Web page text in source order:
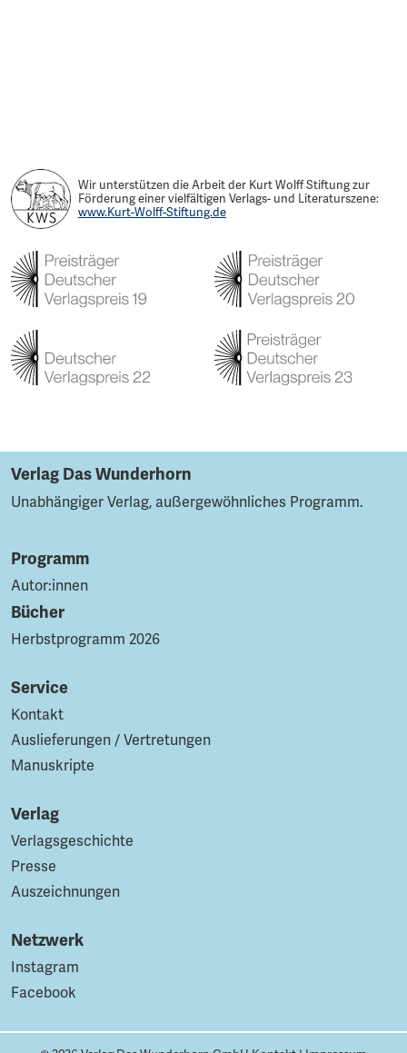
Wir unterstützen die Arbeit der Kurt Wolff Stiftung zur
Förderung einer vielfältigen Verlags- und Literaturszene:
www.Kurt-Wolff-Stiftung.de
Verlag Das Wunderhorn
Unabhängiger Verlag, außergewöhnliches Programm.
Programm
Autor:innen
Bücher
Herbstprogramm 2026
Service
Kontakt
Auslieferungen / Vertretungen
Manuskripte
Verlag
Verlagsgeschichte
Presse
Auszeichnungen
Netzwerk
Instagram
Facebook